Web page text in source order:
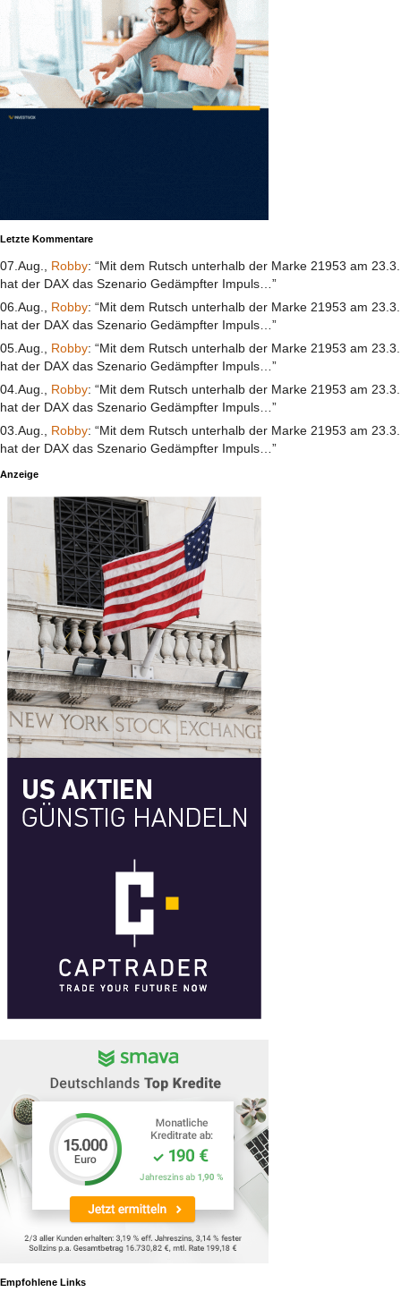
Letzte Kommentare
07.Aug., Robby: “Mit dem Rutsch unterhalb der Marke 21953 am 23.3.
hat der DAX das Szenario Gedämpfter Impuls…”
06.Aug., Robby: “Mit dem Rutsch unterhalb der Marke 21953 am 23.3.
hat der DAX das Szenario Gedämpfter Impuls…”
05.Aug., Robby: “Mit dem Rutsch unterhalb der Marke 21953 am 23.3.
hat der DAX das Szenario Gedämpfter Impuls…”
04.Aug., Robby: “Mit dem Rutsch unterhalb der Marke 21953 am 23.3.
hat der DAX das Szenario Gedämpfter Impuls…”
03.Aug., Robby: “Mit dem Rutsch unterhalb der Marke 21953 am 23.3.
hat der DAX das Szenario Gedämpfter Impuls…”
Anzeige
Empfohlene Links